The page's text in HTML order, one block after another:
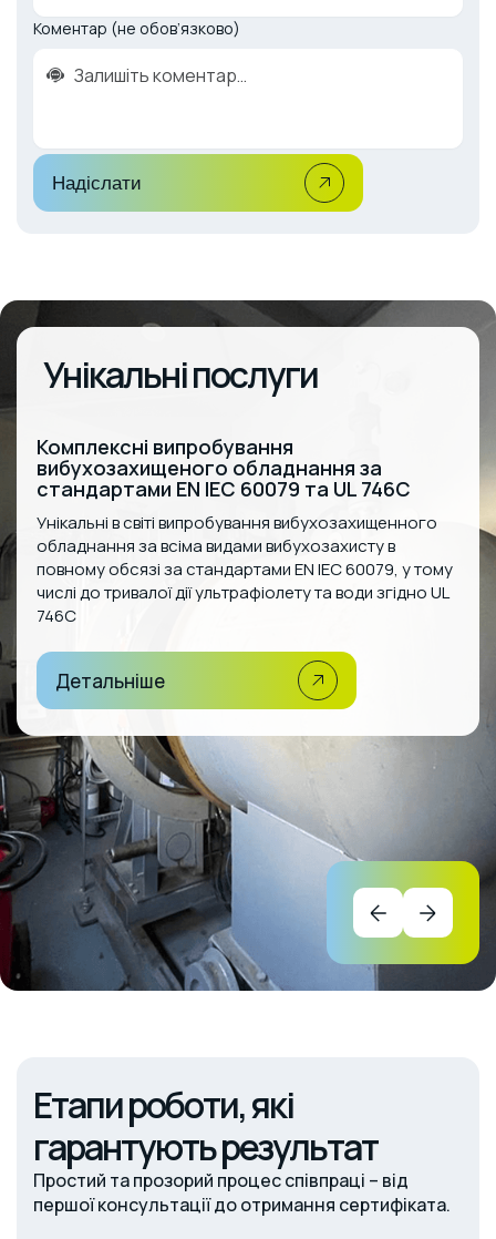
Коментар (не обов’язково)
Надіслати
Унікальні послуги
Комплексні випробування
вибухозахищеного обладнання за
стандартами EN IEC 60079 та UL 746C
Унікальні в світі випробування вибухозахищенного
обладнання за всіма видами вибухозахисту в
повному обсязі за стандартами EN IEC 60079, у тому
числі до тривалої дії ультрафіолету та води згідно UL
746C
Детальніше
Етапи роботи, які
гарантують результат
Простий та прозорий процес співпраці – від
першої консультації до отримання сертифіката.